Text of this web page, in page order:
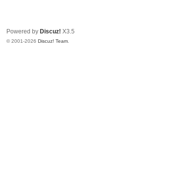
Powered by Discuz! X3.5
© 2001-2026Discuz! Team